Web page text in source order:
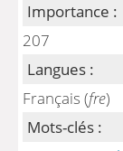
Importance :
207
Langues :
Français (fre)
Mots-clés :